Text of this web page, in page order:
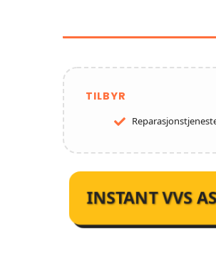
TILBYR
INSTANT VVS